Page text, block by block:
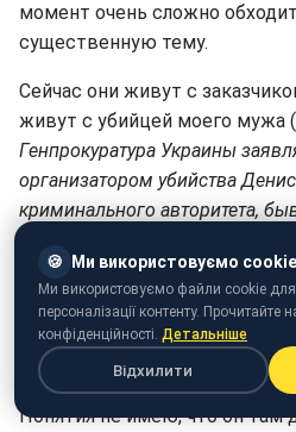
момент очень сложно
существенную тему.
Сейчас они живут с
живут с убийцей моего мужа (
Генпрокуратура Украины
организатором убийства
криминального авторитета,
А Тюрин разрешает вам
Я вообще не интересуюсь
он или нет.
Понятия не имею, что он там
🍪 Ми використовуємо cookie
Ми використовуємо файли cookie для
персоналізації контенту. Прочитайте
конфіденційності. Детальніше
Відхилити